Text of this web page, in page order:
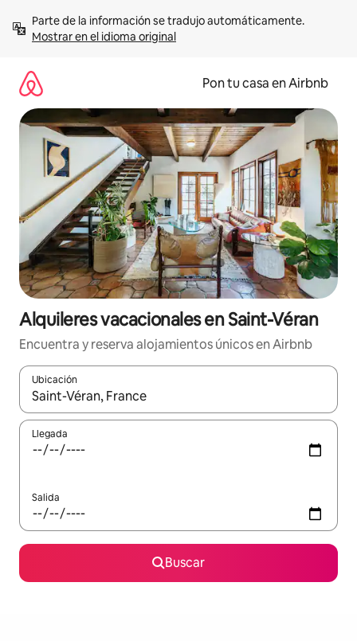
contenidoMostrar en el idioma original
Pon tu casa en Airbnb
Alquileres vacacionales en Saint-Véran
Encuentra y reserva alojamientos únicos en Airbnb
Ubicación
Cuando los resultados estén disponibles, navega con las
Llegada
Salida
Buscar